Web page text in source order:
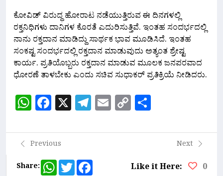
ಕೋವಿಡ್ ವಿರುದ್ಧ ಹೋರಾಟ ನಡೆಯುತ್ತಿರುವ ಈ ದಿನಗಳಲ್ಲಿ
ರಕ್ತನಿಧಿಗಳು ದಾನಿಗಳ ಕೊರತೆ ಎದುರಿಸುತ್ತಿವೆ. ಇಂತಹ ಸಂದರ್ಭದಲ್ಲಿ
ನಾನು ರಕ್ತದಾನ ಮಾಡಿದ್ದು ಸಾರ್ಥಕ ಭಾವ ಮೂಡಿಸಿದೆ. ಇಂತಹ
ಸಂಕಷ್ಟ ಸಂದರ್ಭದಲ್ಲಿ ರಕ್ತದಾನ ಮಾಡುವುದು ಅತ್ಯಂತ ಶ್ರೇಷ್ಟ
ಕಾರ್ಯ. ಪ್ರತಿಯೊಬ್ಬರು ರಕ್ತದಾನ ಮಾಡುವ ಮೂಲಕ ಜನಪರವಾದ
ಧೋರಣೆ ತಾಳಬೇಕು ಎಂದು ಸಚಿವ ಸುಧಾಕರ್ ಪ್ರತಿಕ್ರಿಯೆ ನೀಡಿದರು.
WhatsApp
Facebook
X Telegram
Email
Copy
Link
Previous
Next
Share:
WhatsApp
Twitter Like it Here: 0